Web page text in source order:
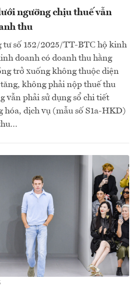
ngưỡng chịu thuế vẫn
thu
tư số 152/2025/TT-BTС hộ kinh
doanh có doanh thu hằng
trở xuống không thuộc diện
không phải nộp thuế thu
vẫn phải sử dụng sổ chi tiết
hóa, dịch vụ (mẫu số S1a-HKD)